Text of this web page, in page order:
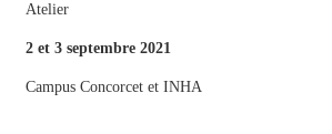
Atelier
2 et 3 septembre 2021
Campus Concorcet et INHA